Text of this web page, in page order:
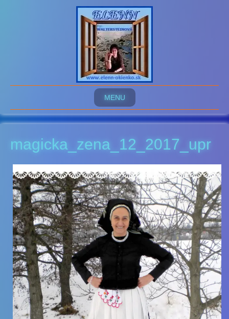
MENU
magicka_zena_12_2017_upr